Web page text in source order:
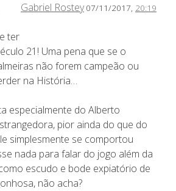
Gabriel Rostey 07/11/2017, 20:19
ter
21! Uma pena que se o
não forem campeão ou
na História…
especialmente do Alberto
pior ainda do que do
simplesmente se comportou
nada para falar do jogo além da
escudo e bode expiatório de
não acha?